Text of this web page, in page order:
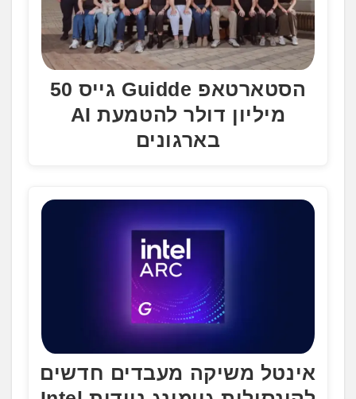
הסטארטאפ Guidde גייס 50
מיליון דולר להטמעת AI
בארגונים
אינטל משיקה מעבדים חדשים